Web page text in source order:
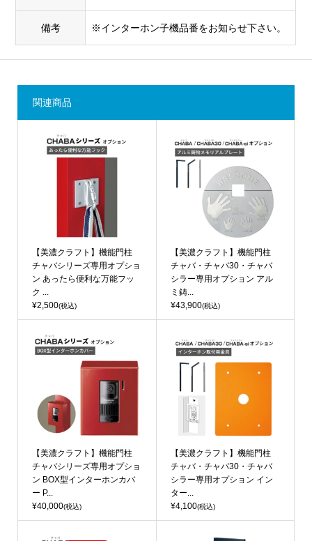
備考 ※インターホン子機品番をお知らせ下さい。
関連商品
【美濃クラフト】機能門柱
チャバシリーズ専用オプショ
ン あったら便利な万能フッ
ク ...
¥2,500(税込)
【美濃クラフト】機能門柱
チャバ・チャバ30・チャバ
シラー専用オプション アル
ミ鋳...
¥43,900(税込)
【美濃クラフト】機能門柱
チャバシリーズ専用オプショ
ン BOX型インターホンカバ
ー P...
¥40,000(税込)
【美濃クラフト】機能門柱
チャバ・チャバ30・チャバ
シラー専用オプション イン
ター...
¥4,100(税込)